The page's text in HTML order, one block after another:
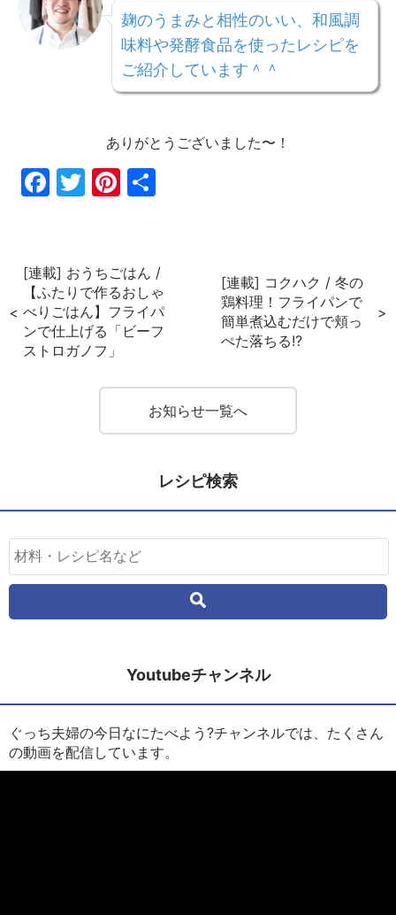
麹のうまみと相性のいい、和風調
味料や発酵食品を使ったレシピを
ご紹介しています＾＾
ありがとうございました〜！
Fac
Twi
Pin
[連載] おうちごはん /
【ふたりで作るおしゃ
べりごはん】フライパ
ンで仕上げる「ビーフ
ストロガノフ」
[連載] コクハク / 冬の
鶏料理！フライパンで
簡単煮込むだけで頬っ
ぺた落ちる!?
お知らせ一覧へ
レシピ検索
Youtubeチャンネル
ぐっち夫婦の今日なにたべよう?チャンネルでは、たくさん
の動画を配信しています。